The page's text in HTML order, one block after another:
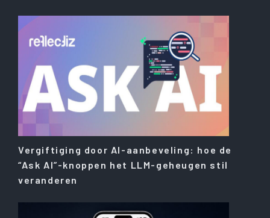
Vergiftiging door AI-aanbeveling: hoe de
“Ask AI”-knoppen het LLM-geheugen stil
veranderen